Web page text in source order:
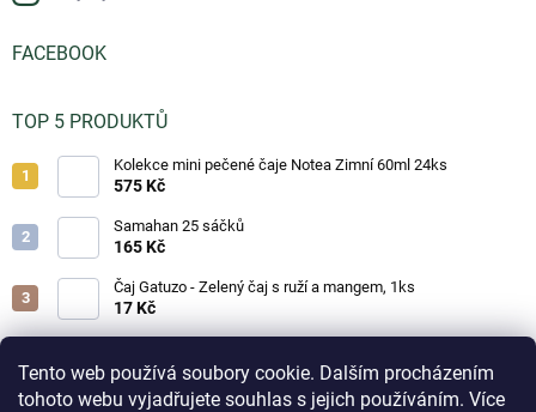
Tento web používá soubory cookie. Dalším procházením
tohoto webu vyjadřujete souhlas s jejich používáním. Více
FACEBOOK
TOP 5 PRODUKTŮ
Kolekce mini pečené čaje Notea Zimní 60ml 24ks
575 Kč
Samahan 25 sáčků
165 Kč
Čaj Gatuzo - Zelený čaj s ruží a mangem, 1ks
17 Kč
17 Kč